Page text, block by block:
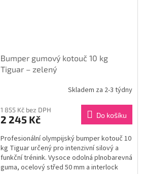
Bumper gumový kotouč 10 kg
Tiguar – zelený
Skladem za 2-3 týdny
1 855 Kč bez DPH
2 245 Kč Do košíku
Profesionální olympijský bumper kotouč 10
kg Tiguar určený pro intenzivní silový a
funkční trénink. Vysoce odolná plnobarevná
guma, ocelový střed 50 mm a interlock